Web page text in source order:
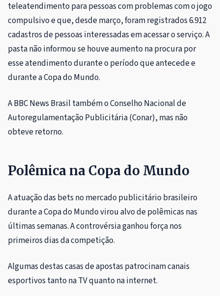
teleatendimento para pessoas com problemas com o jogo
compulsivo e que, desde março, foram registrados 6.912
cadastros de pessoas interessadas em acessar o serviço. A
pasta não informou se houve aumento na procura por
esse atendimento durante o período que antecede e
durante a Copa do Mundo.
A BBC News Brasil também o Conselho Nacional de
Autoregulamentação Publicitária (Conar), mas não
obteve retorno.
Polêmica na Copa do Mundo
A atuação das bets no mercado publicitário brasileiro
durante a Copa do Mundo virou alvo de polêmicas nas
últimas semanas. A controvérsia ganhou força nos
primeiros dias da competição.
Algumas destas casas de apostas patrocinam canais
esportivos tanto na TV quanto na internet.